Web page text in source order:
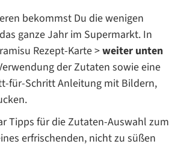
bekommst Du die wenigen
ganze Jahr im Supermarkt. In
Rezept-Karte >weiter unten
der Zutaten sowie eine
für-Schritt Anleitung mit Bildern,
Tipps für die Zutaten-Auswahl zum
erfrischenden, nicht zu süßen